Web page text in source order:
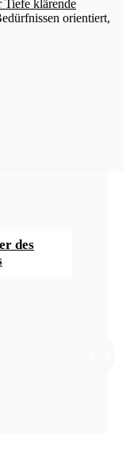
Tiefe klärende
orientiert,
des